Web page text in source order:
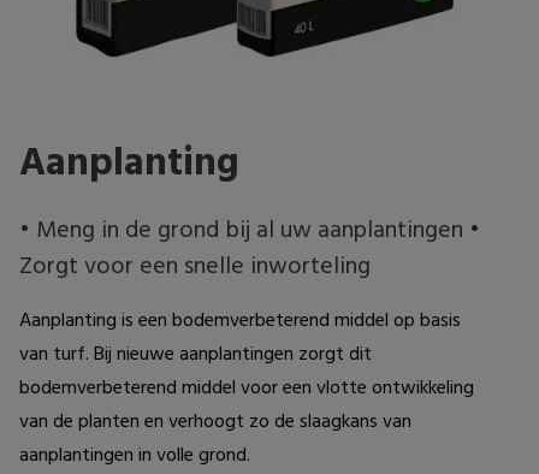
Aanplanting
• Meng in de grond bij al uw aanplantingen •
Zorgt voor een snelle inworteling
Aanplanting is een bodemverbeterend middel op basis
van turf. Bij nieuwe aanplantingen zorgt dit
bodemverbeterend middel voor een vlotte ontwikkeling
van de planten en verhoogt zo de slaagkans van
aanplantingen in volle grond.